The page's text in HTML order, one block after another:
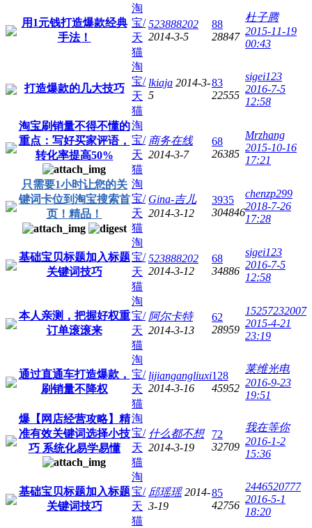
用1元钱打造爆款经典
手法！
淘
宝/
天
猫
523888202
2014-3-5
88
28847
杜子腾
2015-11-19
00:43
打造爆款的几大技巧
淘
宝/
天
猫
lkiaja 2014-3-
5
83
22555
sigei123
2016-7-5
12:58
淘宝刷销量不得不懂的
重点：写好买家评语，
转化率提高50%
淘
宝/
天
猫
商务在线
2014-3-7
68
26385
Mrzhang
2015-10-16
17:21
只需要1小时让您的关
键词卡位到淘宝搜索首
页！精品！
淘
宝/
天
猫
Gina-吉儿
2014-3-12
3935
304846
chenzp299
2018-7-26
17:28
基础宝贝标题加入标题
关键词技巧
淘
宝/
天
猫
523888202
2014-3-12
68
34886
sigei123
2016-7-5
12:58
本人亲测，把握好权重
订单滚滚来
淘
宝/
天
猫
阿尔卡特
2014-3-13
62
28959
15257232007
2015-4-21
23:19
通过直通车打造爆款，
刷销量不降权
淘
宝/
天
猫
lijiangangliuxi
2014-3-16
128
45952
莱维光电
2016-9-23
19:51
爆【网店经营攻略】精
准有效关键词选择小技
巧 系统化易学易懂
淘
宝/
天
猫
什么都不想
2014-3-19
72
32709
我在等你
2016-1-2
15:36
基础宝贝标题加入标题
关键词技巧
淘
宝/
天
猫
邱瑶瑶 2014-
3-19
85
42756
2446520777
2016-5-1
18:20